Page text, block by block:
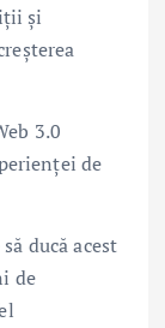
și
3.0
de
ducă acest
de